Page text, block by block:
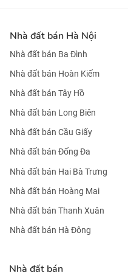
Nhà đất bán Hà Nội
Nhà đất bán Ba Đình
Nhà đất bán Hoàn Kiếm
Nhà đất bán Tây Hồ
Nhà đất bán Long Biên
Nhà đất bán Cầu Giấy
Nhà đất bán Đống Đa
Nhà đất bán Hai Bà Trưng
Nhà đất bán Hoàng Mai
Nhà đất bán Thanh Xuân
Nhà đất bán Hà Đông
Nhà đất bán